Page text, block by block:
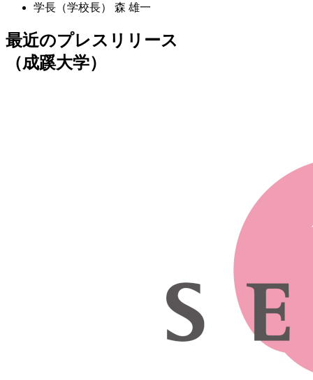
学長（学校長）
森 雄一
最近のプレスリリース
（成蹊大学）